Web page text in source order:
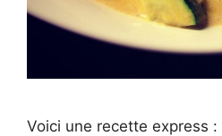
Voici une recette express